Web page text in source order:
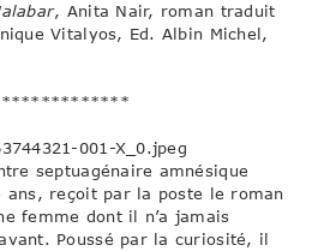
, Anita Nair, roman traduit
Vitalyos, Ed. Albin Michel,
septuagénaire amnésique
ans, reçoit par la poste le roman
femme dont il n’a jamais
Poussé par la curiosité, il